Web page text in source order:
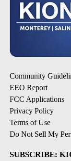
Community
EEO Report
FCC Applications
Privacy Policy
Terms of Use
Do Not Sell My
SUBSCRIBE: